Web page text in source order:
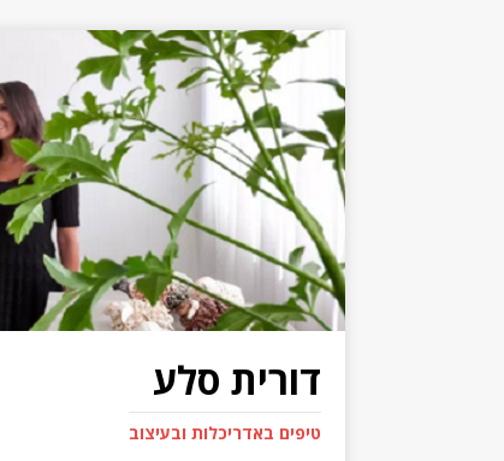
דורית סלע
טיפים באדריכלות ובעיצוב